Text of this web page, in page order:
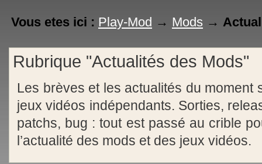
Vous etes ici : Play-Mod → Mods →
Rubrique "Actualités des Mods"
Les brèves et les actualités du moment
jeux vidéos indépendants. Sorties,
patchs, bug : tout est passé au crible
l’actualité des mods et des jeux vidéos.